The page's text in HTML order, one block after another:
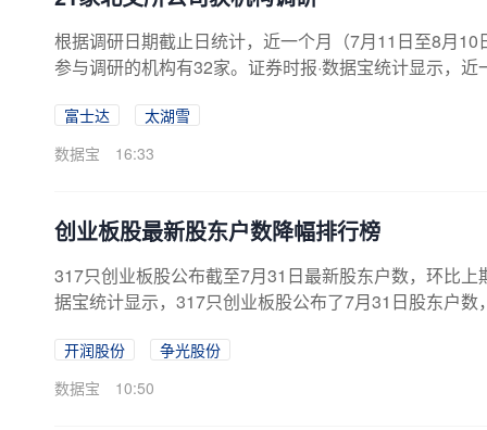
根据调研日期截止日统计，近一个月（7月11日至8月
参与调研的机构有32家。证券时报·数据宝统计显示，
参与调研的机构合计达32家，最受关注；其次是太湖
家。按申万行业分类，获机构调研的北交所公司分属于
富士达
太湖雪
数据宝
16:33
创业板股最新股东户数降幅排行榜
317只创业板股公布截至7月31日最新股东户数，环比
据宝统计显示，317只创业板股公布了7月31日股东户
7户，较7月20日下降24.02%，筹码集中以来该股累计
万元。其次是争光股份，截至7月31日最新股东户数为
开润股份
争光股份
数据宝
10:50